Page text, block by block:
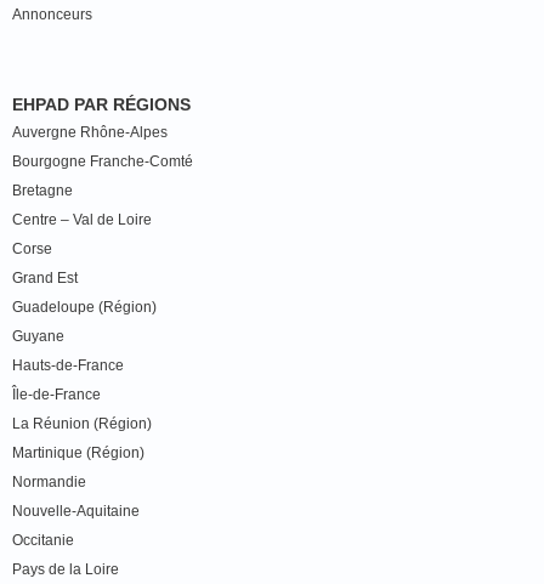
Annonceurs
EHPAD PAR RÉGIONS
Auvergne Rhône-Alpes
Bourgogne Franche-Comté
Bretagne
Centre – Val de Loire
Corse
Grand Est
Guadeloupe (Région)
Guyane
Hauts-de-France
Île-de-France
La Réunion (Région)
Martinique (Région)
Normandie
Nouvelle-Aquitaine
Occitanie
Pays de la Loire